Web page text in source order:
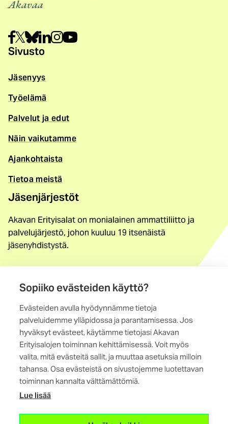
Sopiiko evästeiden käyttö?
Evästeiden avulla hyödynnämme tietoja
palveluidemme ylläpidossa ja parantamisessa. Jos
hyväksyt evästeet, käytämme tietojasi Akavan
Erityisalojen toiminnan kehittämisessä. Voit myös
valita, mitä evästeitä sallit, ja muuttaa asetuksia milloin
tahansa. Osa evästeistä on sivustojemme luotettavan
toiminnan kannalta välttämättömiä.
Lue lisää
Akavaa
Sivusto
Jäsenyys
Työelämä
Palvelut ja edut
Näin vaikutamme
Ajankohtaista
Tietoa meistä
Jäsenjärjestöt
Akavan Erityisalat on monialainen ammattiliitto ja
palvelujärjestö, johon kuuluu 19 itsenäistä
jäsenyhdistystä.
Yhteystiedot
Maistraatinportti 4 A, 6. krs
00240 Helsinki
Kaikki yhteystiedot
(ulkoinen